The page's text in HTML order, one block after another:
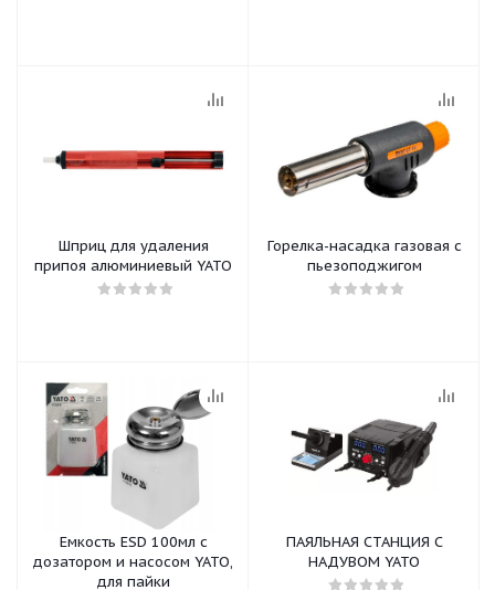
Шприц для удаления
припоя алюминиевый YATO
Горелка-насадка газовая с
пьезоподжигом
Емкость ESD 100мл с
дозатором и насосом YATO,
для пайки
ПАЯЛЬНАЯ СТАНЦИЯ С
НАДУВОМ YATO